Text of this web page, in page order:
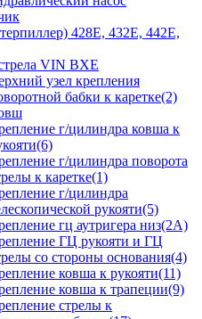
428E, 432E, 442E,
VIN BXE
узел крепления
бабки к каретке(2)
г/цилиндра ковша к
г/цилиндра поворота
к каретке(1)
г/цилиндра
рукояти(5)
гц аутригера низ(2А)
ГЦ рукояти и ГЦ
со стороны основания(4)
ковша к рукояти(11)
ковша к трапеции(9)
стрелы к